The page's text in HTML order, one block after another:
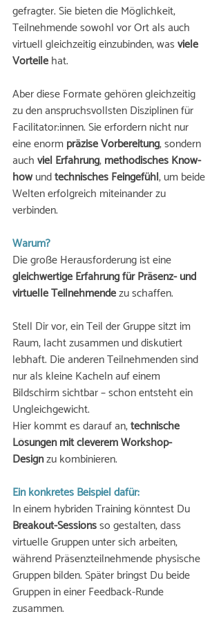
gefragter. Sie bieten die Möglichkeit,
Teilnehmende sowohl vor Ort als auch
virtuell gleichzeitig einzubinden, was viele
Vorteile hat.
Aber diese Formate gehören gleichzeitig
zu den anspruchsvollsten Disziplinen für
Facilitator:innen. Sie erfordern nicht nur
eine enorm präzise Vorbereitung, sondern
auch viel Erfahrung, methodisches Know-
how und technisches Feingefühl, um beide
Welten erfolgreich miteinander zu
verbinden.
Warum?
Die große Herausforderung ist eine
gleichwertigeErfahrungfürPräsenz-und
virtuelle Teilnehmende zu schaffen.
Stell Dir vor, ein Teil der Gruppe sitzt im
Raum, lacht zusammen und diskutiert
lebhaft. Die anderen Teilnehmenden sind
nur als kleine Kacheln auf einem
Bildschirm sichtbar – schon entsteht ein
Ungleichgewicht.
Hier kommt es darauf an, technische
Lösungen mit cleverem Workshop-
Design zu kombinieren.
Ein konkretes Beispiel dafür:
In einem hybriden Training könntest Du
Breakout-Sessions so gestalten, dass
virtuelle Gruppen unter sich arbeiten,
während Präsenzteilnehmende physische
Gruppen bilden. Später bringst Du beide
Gruppen in einer Feedback-Runde
zusammen.